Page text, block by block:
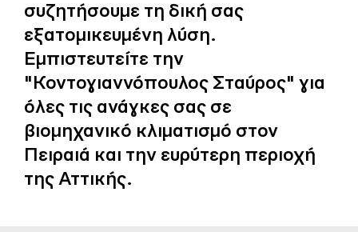
συζητήσουμε τη δική σας
εξατομικευμένη λύση.
Εμπιστευτείτε την
"Κοντογιαννόπουλος Σταύρος" για
όλες τις ανάγκες σας σε
βιομηχανικό κλιματισμό στον
Πειραιά και την ευρύτερη περιοχή
της Αττικής.